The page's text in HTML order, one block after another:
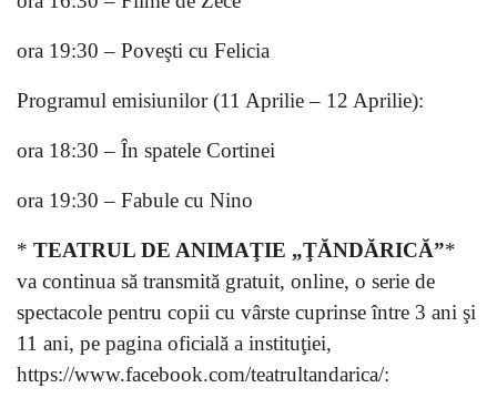
ora 19:30 – Poveşti cu Felicia
Programul emisiunilor (11 Aprilie – 12 Aprilie):
ora 18:30 – În spatele Cortinei
ora 19:30 – Fabule cu Nino
* TEATRUL DE ANIMAŢIE „ŢĂNDĂRICĂ”*
va continua să transmită gratuit, online, o serie de
spectacole pentru copii cu vârste cuprinse între 3 ani şi
11 ani, pe pagina oficială a instituţiei,
https://www.facebook.com/teatrultandarica/: